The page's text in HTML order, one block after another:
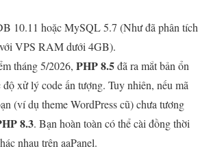
10.11 hoặc MySQL 5.7 (Như đã phân tích
VPS RAM dưới 4GB).
tháng 5/2026, PHP 8.5đã ra mắt bản ổn
xử lý code ấn tượng. Tuy nhiên, nếu mã
(ví dụ theme WordPress cũ) chưa tương
8.3. Bạn hoàn toàn có thể cài đồng thời
nhau trên aaPanel.